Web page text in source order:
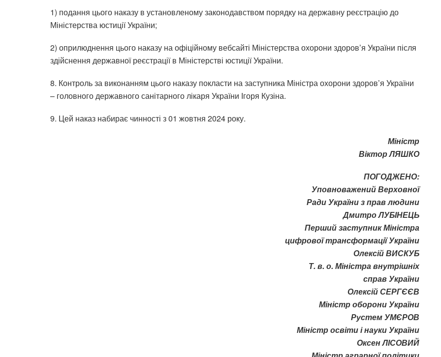
1) подання цього наказу в установленому законодавством порядку на державну реєстрацію до
Міністерства юстиції України;
2) оприлюднення цього наказу на офіційному вебсайті Міністерства охорони здоров’я України після
здійснення державної реєстрації в Міністерстві юстиції України.
8. Контроль за виконанням цього наказу покласти на заступника Міністра охорони здоров’я України
– головного державного санітарного лікаря України Ігоря Кузіна.
9. Цей наказ набирає чинності з 01 жовтня 2024 року.
Міністр
Віктор ЛЯШКО
ПОГОДЖЕНО:
Уповноважений Верховної
Ради України з прав людини
Дмитро ЛУБІНЕЦЬ
Перший заступник Міністра
цифрової трансформації України
Олексій ВИСКУБ
Т. в. о. Міністра внутрішніх
справ України
Олексій СЕРГЄЄВ
Міністр оборони України
Рустем УМЄРОВ
Міністр освіти і науки України
Оксен ЛІСОВИЙ